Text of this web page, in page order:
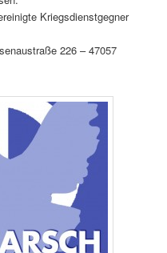
Kriegsdienstgegner
226 – 47057